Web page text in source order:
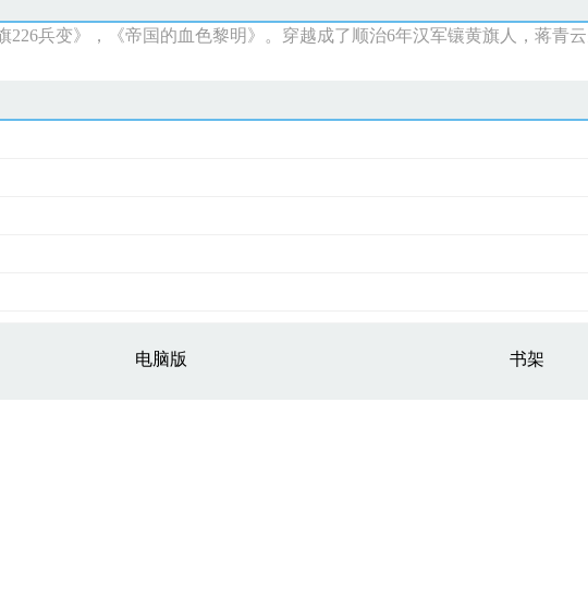
兵变》，《帝国的血色黎明》。穿越成了顺治6年汉军镶黄旗人，蒋青
电脑版 书架